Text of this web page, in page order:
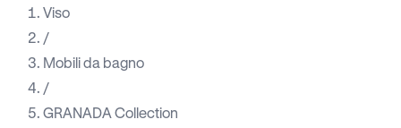
Viso
/
Mobili da bagno
/
GRANADA Collection